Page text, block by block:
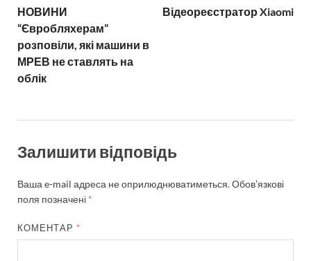
НОВИНИ
“Євробляхерам”
розповіли, які машини в
МРЕВ не ставлять на
облік
Відеореєстратор Xiaomi
Залишити відповідь
Ваша e-mail адреса не оприлюднюватиметься.Обов’язкові
поля позначені *
КОМЕНТАР *